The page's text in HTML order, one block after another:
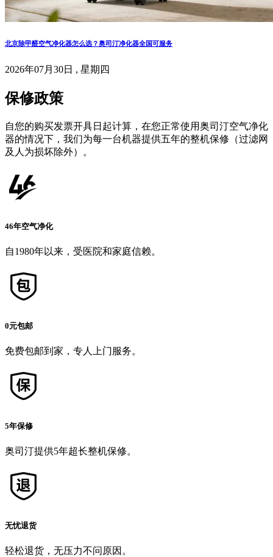
北京除甲醛空气净化器怎么选？奥司汀净化器全国可服务
2026年07月30日 , 星期四
保修政策
自您的购买发票开具日起计算，在您正常使用奥司汀空气净化
器的情况下，我们为每一台机器提供五年的整机保修（过滤网
及人为损坏除外）。
46年空气净化
自1980年以来，受医院和家庭信赖。
0元包邮
免费包邮到家，专人上门服务。
5年保修
奥司汀提供5年超长整机保修。
无忧退货
轻松退货，无压力不问原因。